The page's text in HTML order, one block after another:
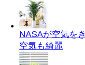
NASAが空気を
空気も綺麗